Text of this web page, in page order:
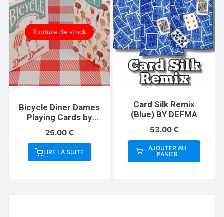
Rupture de stock
Bicycle Diner Dames
Playing Cards by
Kelly Gilleran
25.00€
LIRE LA SUITE
Card Silk Remix
(Blue) BY DEFMA
53.00€
AJOUTER AU
PANIER